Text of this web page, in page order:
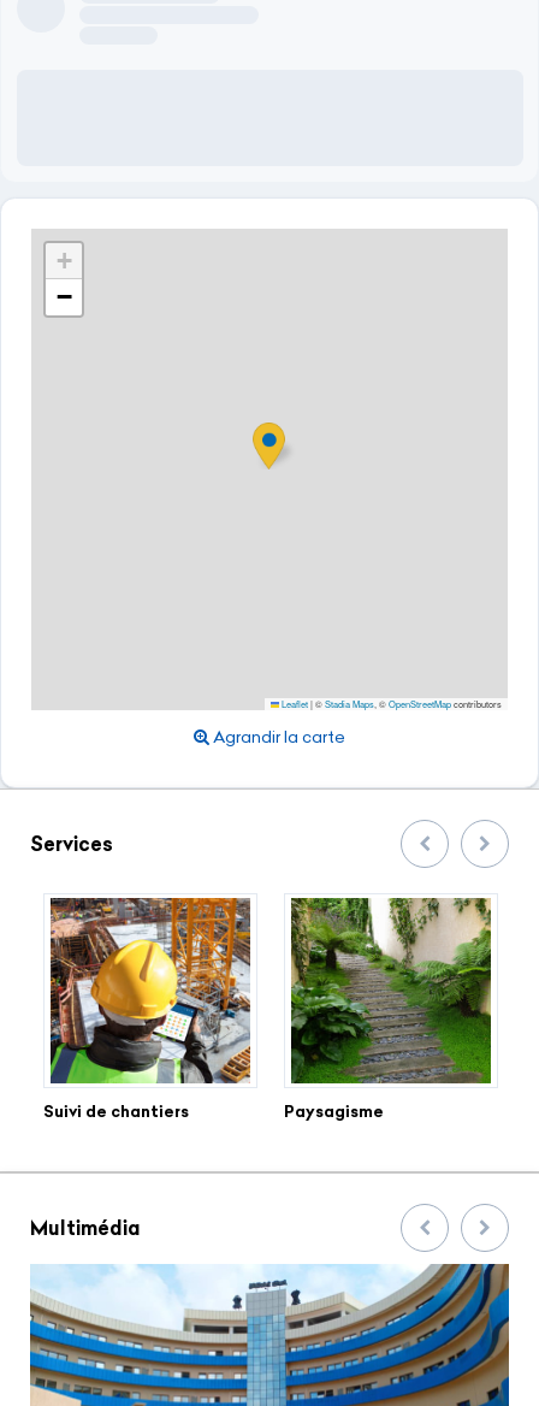
+
−
Leaflet|©Stadia Maps , ©OpenStreetMapcontributors
Agrandir la carte
Services Précedent
Suivi de chantiers Paysagisme
Multimédia Précedent